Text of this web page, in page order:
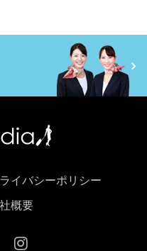
イバシーポリシー
概要